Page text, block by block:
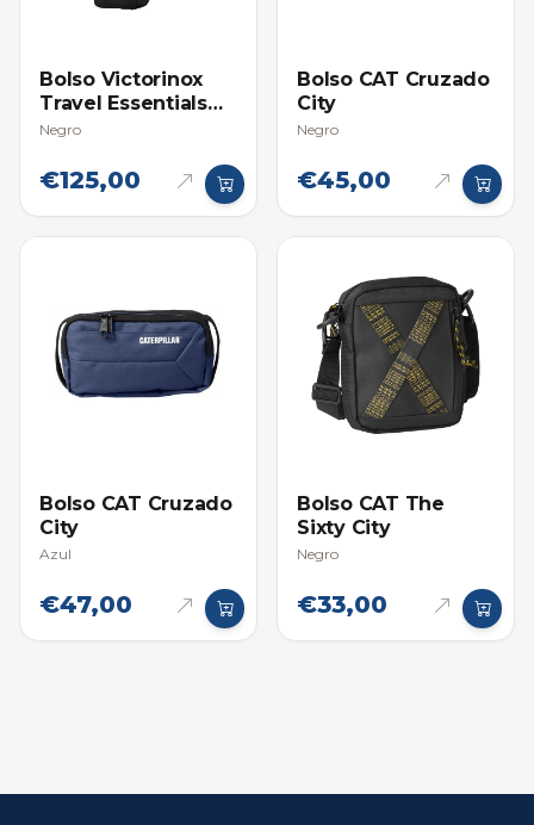
Bolso Victorinox
Travel Essentials
City Pouch
Negro
€125,00
Bolso CAT Cruzado
City
Negro
€45,00
Bolso CAT Cruzado
City
Azul
€47,00
Bolso CAT The
Sixty City
Negro
€33,00